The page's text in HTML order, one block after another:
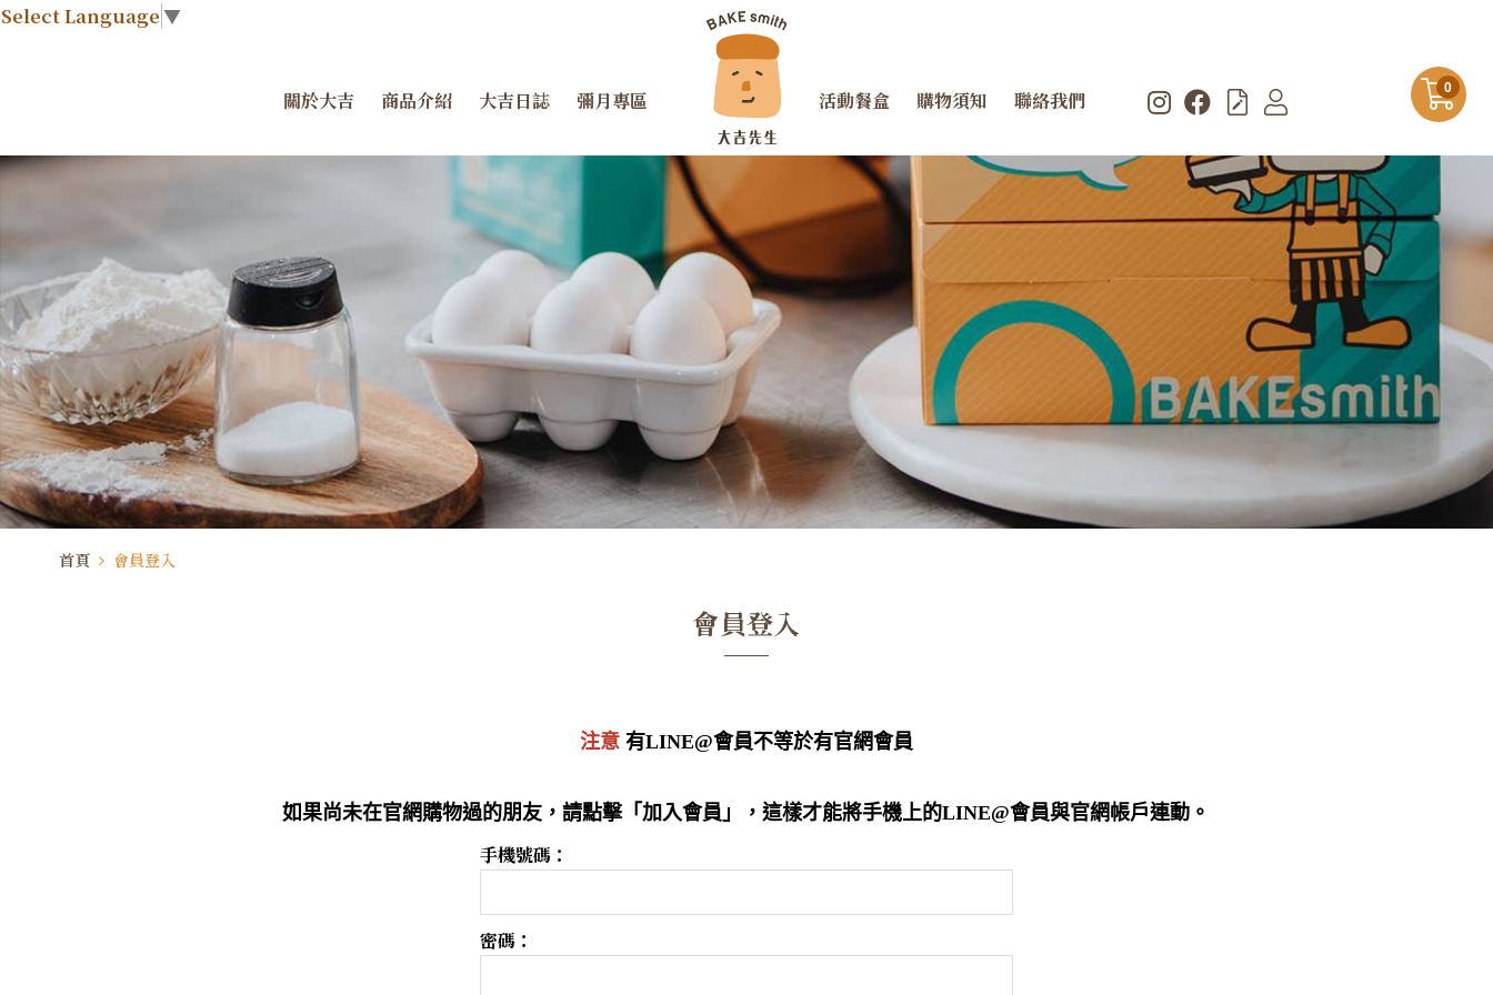
Select Language▼
關於大吉 商品介紹 大吉日誌 彌月專區 活動餐盒 購物須知 聯絡我們
首頁 會員登入
會員登入
注意有LINE@會員不等於有官網會員
如果尚未在官網購物過的朋友，請點擊「加入會員」，這樣才能將手機上的LINE@會員與官網帳戶連動。
手機號碼：
密碼：
0